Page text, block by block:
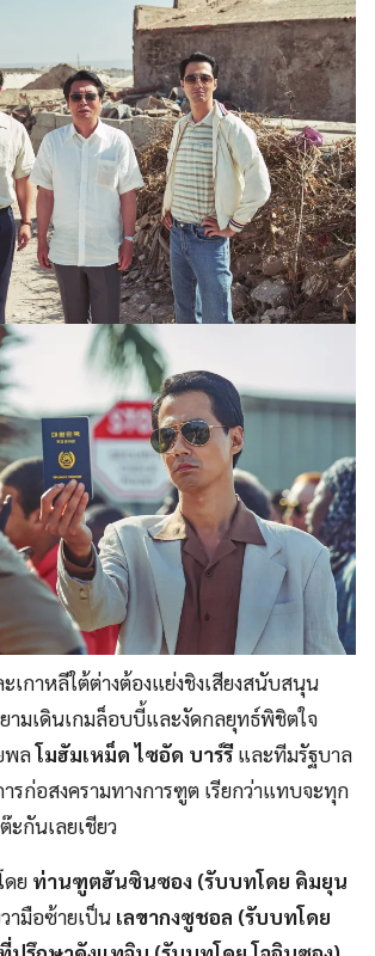
เกาหลีใต้ต่างต้องแย่งชิงเสียงสนับสนุน
ยามเดินเกมล็อบบี้และงัดกลยุทธ์พิชิตใจ
พลโมฮัมเหม็ด ไซอัด บาร์รีและทีมรัฐบาล
รก่อสงครามทางการฑูต เรียกว่าแทบจะทุก
ะกันเลยเชียว
ดย ท่านฑูตฮันซินซอง (รับบทโดย คิมยุน
ามือซ้ายเป็น เลขากงซูชอล (รับบทโดย